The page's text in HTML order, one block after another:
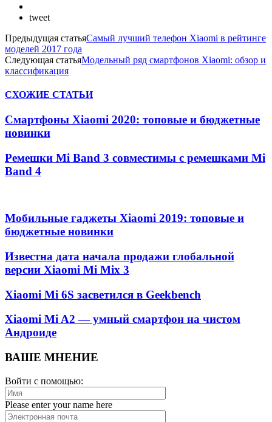
tweet
Предыдущая статьяСамый лучший телефон Хiaomi в рейтинге
моделей 2017 года
Следующая статьяМодельный ряд смартфонов Xiaomi: обзор и
классификация
СХОЖИЕ СТАТЬИ
Смартфоны Xiaomi 2020: топовые и бюджетные
новинки
Ремешки Mi Band 3 совместимы с ремешками Mi
Band 4
Мобильные гаджеты Xiaomi 2019: топовые и
бюджетные новинки
Известна дата начала продажи глобальной
версии Xiaomi Mi Mix 3
Xiaomi Mi 6S засветился в Geekbench
Xiaomi Mi A2 — умный смартфон на чистом
Андроиде
ВАШЕ МНЕНИЕ
Войти с помощью:
Please enter your name here